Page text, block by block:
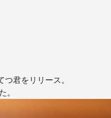
君をリリース。
。